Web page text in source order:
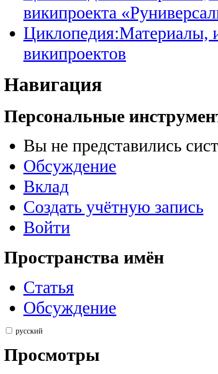
википроекта
Циклопедия:Материалы,
википроектов
Навигация
Персональные
Вы не представились
Обсуждение
Вклад
Создать учётную запись
Войти
Пространства имён
Статья
Обсуждение
русский
Просмотры